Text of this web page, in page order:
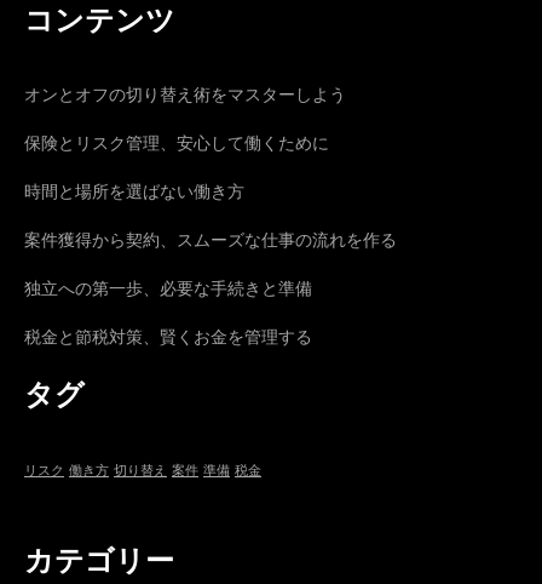
コンテンツ
オンとオフの切り替え術をマスターしよう
保険とリスク管理、安心して働くために
時間と場所を選ばない働き方
案件獲得から契約、スムーズな仕事の流れを作る
独立への第一歩、必要な手続きと準備
税金と節税対策、賢くお金を管理する
タグ
リスク 働き方 切り替え 案件 準備 税金
カテゴリー